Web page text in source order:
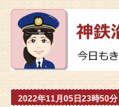
2022年11月05日23時50分